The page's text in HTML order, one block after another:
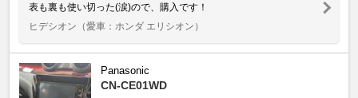
表も裏も使い切った(涙)ので、購入です！
ヒデシオン （愛車：ホンダ エリシオン）
Panasonic
CN-CE01WD